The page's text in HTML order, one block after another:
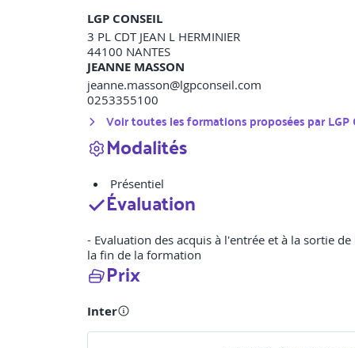
LGP CONSEIL
3 PL CDT JEAN L HERMINIER
44100 NANTES
JEANNE MASSON
jeanne.masson@lgpconseil.com
0253355100
Voir toutes les formations proposées parLGP
Modalités
Présentiel
Évaluation
- Evaluation des acquis à l'entrée et à la sortie
la fin de la formation
Prix
Inter